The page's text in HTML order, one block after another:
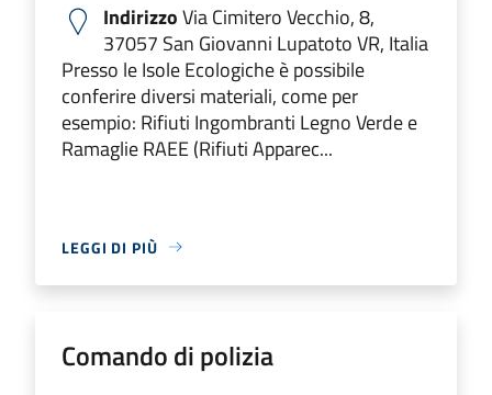
IndirizzoVia Cimitero Vecchio, 8,
37057 San Giovanni Lupatoto VR, Italia
Presso le Isole Ecologiche è possibile
conferire diversi materiali, come per
esempio: Rifiuti Ingombranti Legno Verde e
Ramaglie RAEE (Rifiuti Apparec...
LEGGI DI PIÙ
Comando di polizia